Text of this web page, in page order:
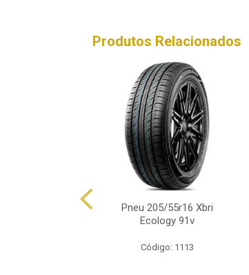
Produtos Relacionados
Pneu 205/55r16 Xbri
Ecology 91v
Código: 1113